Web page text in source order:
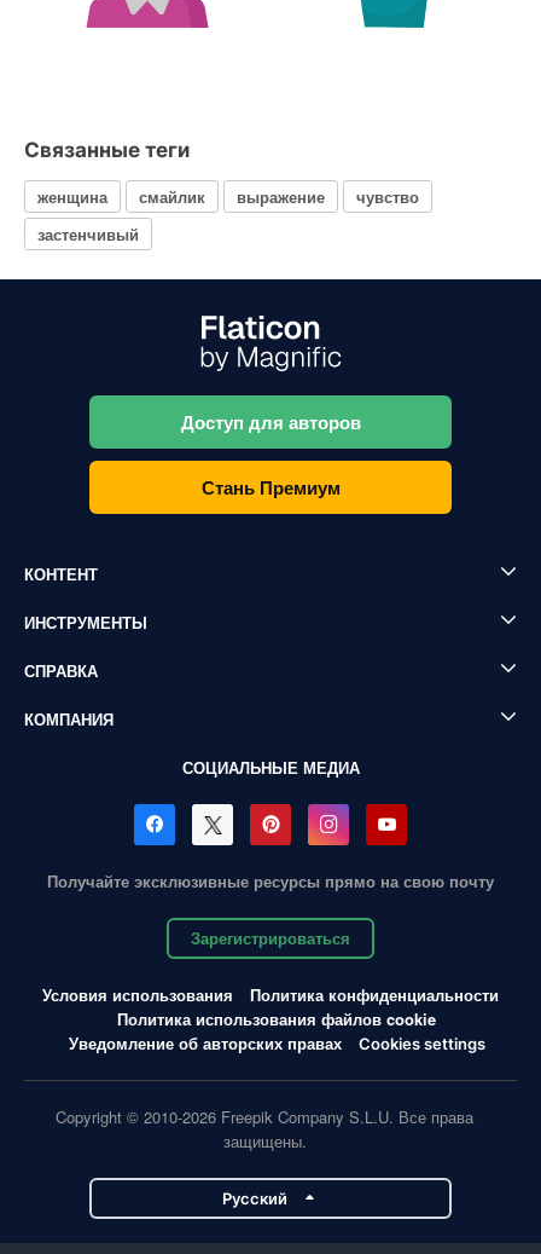
Связанные теги
женщина смайлик выражение
чувство
застенчивый
Доступ для авторов
Стань Премиум
КОНТЕНТ
ИНСТРУМЕНТЫ
СПРАВКА
КОМПАНИЯ
СОЦИАЛЬНЫЕ МЕДИА
Получайте эксклюзивные ресурсы прямо на свою почту
Зарегистрироваться
Условия использования
Политика конфиденциальности
Политика использования файлов cookie
Уведомление об авторских правах
Cookies settings
Copyright © 2010-2026 Freepik Company S.L.U. Все права
защищены.
Pусский